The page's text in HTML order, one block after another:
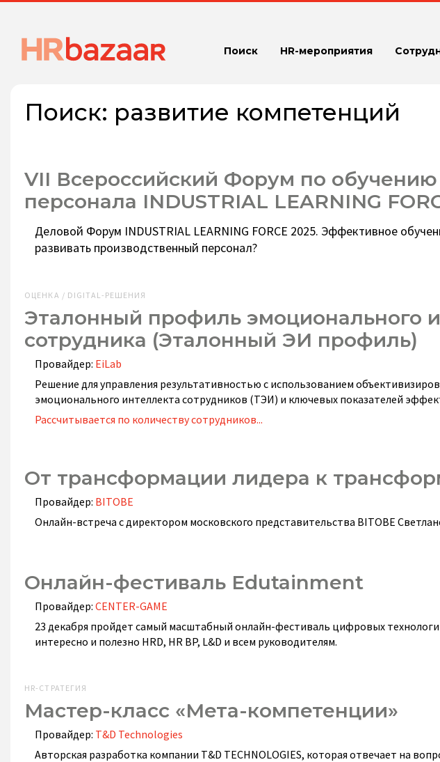
Поиск HR-мероприятия
Поиск: развитие компетенций
VII Всероссийский Форум по обучению
персонала INDUSTRIAL LEARNING
Деловой Форум INDUSTRIAL LEARNING FORCE 2025. Эффективное
развивать производственный персонал?
ОЦЕНКА / DIGITAL-РЕШЕНИЯ
Эталонный профиль эмоционального
сотрудника (Эталонный ЭИ профиль)
Провайдер: EiLab
Решение для управления результативностью с использованием
эмоционального интеллекта сотрудников (ТЭИ) и ключевых показателей
Рассчитывается по количеству сотрудников...
От трансформации лидера к
Провайдер: BITOBE
Онлайн-встреча с директором московского представительства BITOBE
Онлайн-фестиваль Edutainment
Провайдер: CENTER-GAME
23 декабря пройдет самый масштабный онлайн-фестиваль цифровых
интересно и полезно HRD, HR BP, L&D и всем руководителям.
HR-СТРАТЕГИЯ
Мастер-класс «Мета-компетенции»
Провайдер: T&D Technologies
Авторская разработка компании T&D TECHNOLOGIES, которая отвечает на